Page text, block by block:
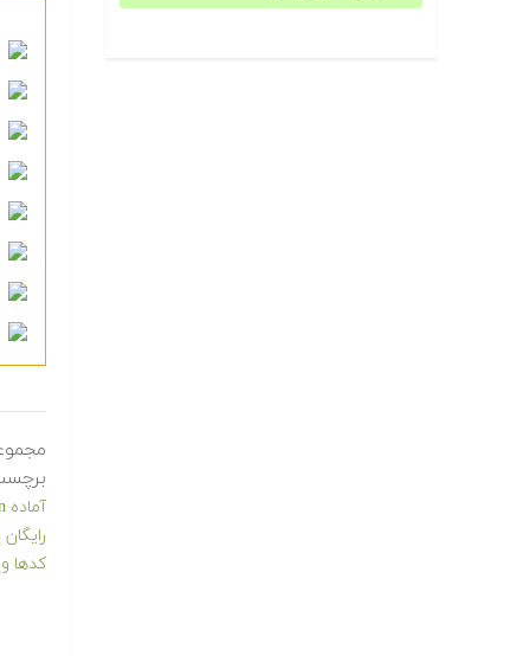
آماده Interpolation
کدها